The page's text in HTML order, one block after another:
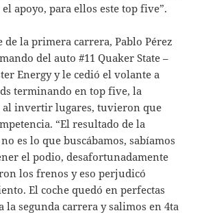
apoyo, para ellos este top five”.
de la primera carrera, Pablo Pérez
del auto #11 Quaker State –
Energy y le cedió el volante a
terminando en top five, la
al invertir lugares, tuvieron que
“El resultado de la
es lo que buscábamos, sabíamos
el podio, desafortunadamente
los frenos y eso perjudicó
El coche quedó en perfectas
la segunda carrera y salimos en 4ta